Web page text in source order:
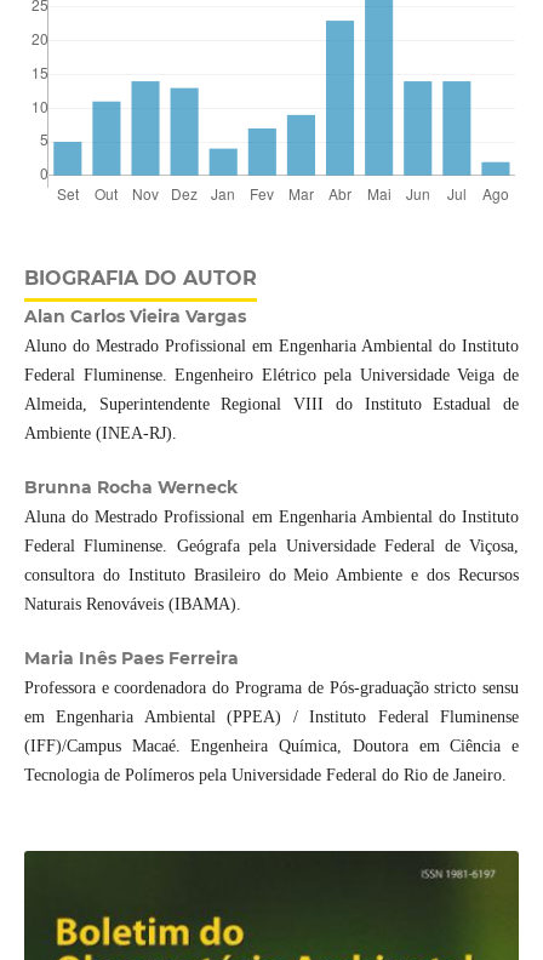
BIOGRAFIA DO AUTOR
Alan Carlos Vieira Vargas
Aluno do Mestrado Profissional em Engenharia Ambiental do Instituto
Federal Fluminense. Engenheiro Elétrico pela Universidade Veiga de
Almeida, Superintendente Regional VIII do Instituto Estadual de
Ambiente (INEA-RJ).
Brunna Rocha Werneck
Aluna do Mestrado Profissional em Engenharia Ambiental do Instituto
Federal Fluminense. Geógrafa pela Universidade Federal de Viçosa,
consultora do Instituto Brasileiro do Meio Ambiente e dos Recursos
Naturais Renováveis (IBAMA).
Maria Inês Paes Ferreira
Professora e coordenadora do Programa de Pós-graduação stricto sensu
em Engenharia Ambiental (PPEA) / Instituto Federal Fluminense
(IFF)/Campus Macaé. Engenheira Química, Doutora em Ciência e
Tecnologia de Polímeros pela Universidade Federal do Rio de Janeiro.